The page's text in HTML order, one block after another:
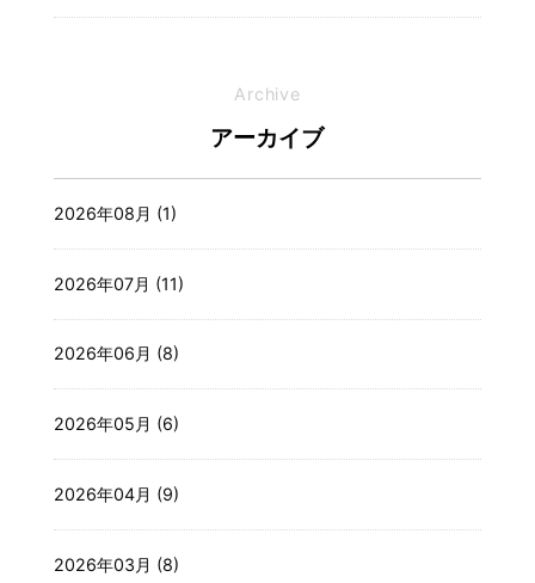
Archive
アーカイブ
2026年08月 (1)
2026年07月 (11)
2026年06月 (8)
2026年05月 (6)
2026年04月 (9)
2026年03月 (8)